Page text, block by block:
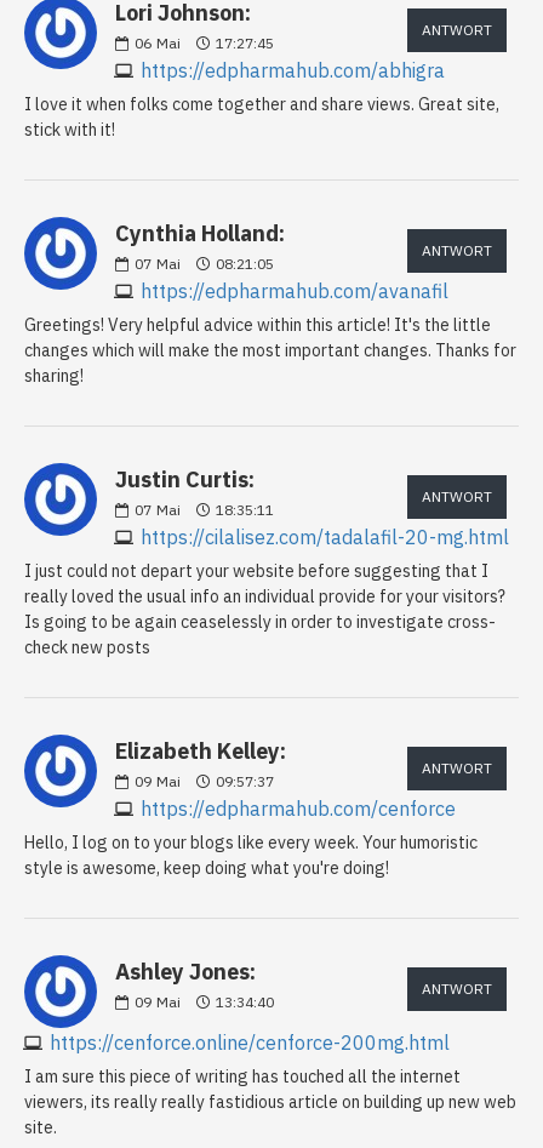
Lori Johnson:
06 Mai 17:27:45
https://edpharmahub.com/abhigra
ANTWORT
I love it when folks come together and share views. Great site,
stick with it!
Cynthia Holland:
07 Mai 08:21:05
https://edpharmahub.com/avanafil
ANTWORT
Greetings! Very helpful advice within this article! It's the little
changes which will make the most important changes. Thanks for
sharing!
Justin Curtis:
07 Mai 18:35:11
https://cilalisez.com/tadalafil-20-mg.html
ANTWORT
I just could not depart your website before suggesting that I
really loved the usual info an individual provide for your visitors?
Is going to be again ceaselessly in order to investigate cross-
check new posts
Elizabeth Kelley:
09 Mai 09:57:37
https://edpharmahub.com/cenforce
ANTWORT
Hello, I log on to your blogs like every week. Your humoristic
style is awesome, keep doing what you're doing!
Ashley Jones:
09 Mai 13:34:40
https://cenforce.online/cenforce-200mg.html
ANTWORT
I am sure this piece of writing has touched all the internet
viewers, its really really fastidious article on building up new web
site.